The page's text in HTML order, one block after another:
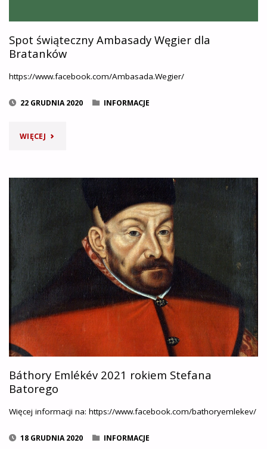
Spot świąteczny Ambasady Węgier dla
Bratanków
https://www.facebook.com/Ambasada.Wegier/
22 GRUDNIA 2020 INFORMACJE
WIĘCEJ"SPOT
BRATANKÓW"
Báthory Emlékév 2021 rokiem Stefana
Batorego
Więcej informacji na: https://www.facebook.com/bathoryemlekev/
18 GRUDNIA 2020 INFORMACJE